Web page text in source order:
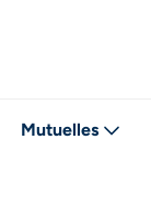
Mutuelles